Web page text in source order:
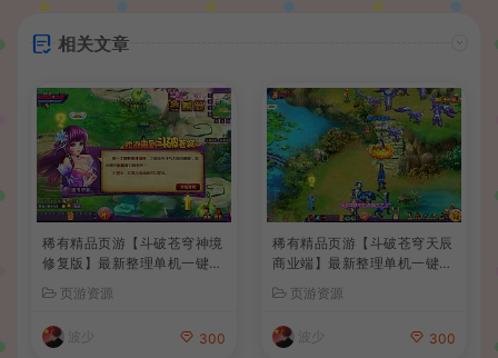
相关文章
稀有精品页游【斗破苍穹神境
修复版】最新整理单机一键即
+管理后台+详细搭建教程
页游资源
波少 300
稀有精品页游【斗破苍穹天辰
商业端】最新整理单机一键即
+管理后台+详细搭建教程+视
频教程
页游资源
波少 300